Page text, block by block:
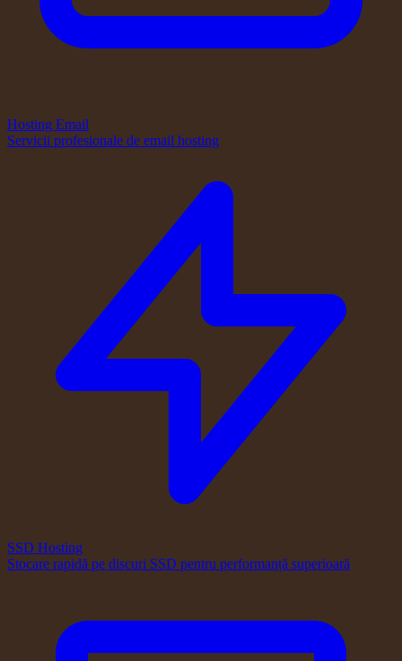
Hosting Email
Servicii profesionale de email hosting
SSD Hosting
Stocare rapidă pe discuri SSD pentru performanță superioară